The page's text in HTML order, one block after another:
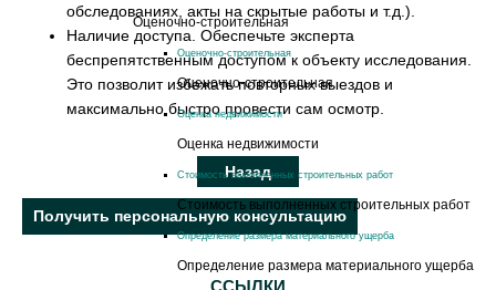
Оценочно-строительная
Оценочно-строительная
Оценочно-строительная
Оценка недвижимости
Оценка недвижимости
Стоимость выполненных строительных работ
Стоимость выполненных строительных работ
Определение размера материального ущерба
Определение размера материального ущерба
обследованиях, акты на скрытые работы и т.д.).
Наличие доступа. Обеспечьте эксперта
беспрепятственным доступом к объекту исследования.
Это позволит избежать повторных выездов и
максимально быстро провести сам осмотр.
Получить персональную консультацию